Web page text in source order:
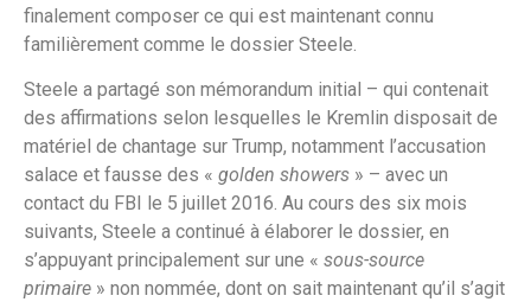
finalement composer ce qui est maintenant connu
familièrement comme le dossier Steele.
Steele a partagé son mémorandum initial – qui contenait
des affirmations selon lesquelles le Kremlin disposait de
matériel de chantage sur Trump, notamment l’accusation
salace et fausse des « golden showers » – avec un
contact du FBI le 5 juillet 2016. Au cours des six mois
suivants, Steele a continué à élaborer le dossier, en
s’appuyant principalement sur une « sous-source
primaire » non nommée, dont on sait maintenant qu’il s’agit